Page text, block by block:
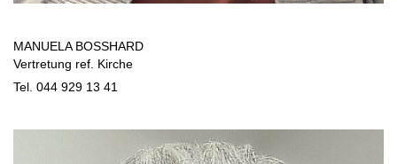
MANUELA BOSSHARD
Vertretung ref. Kirche
Tel. 044 929 13 41